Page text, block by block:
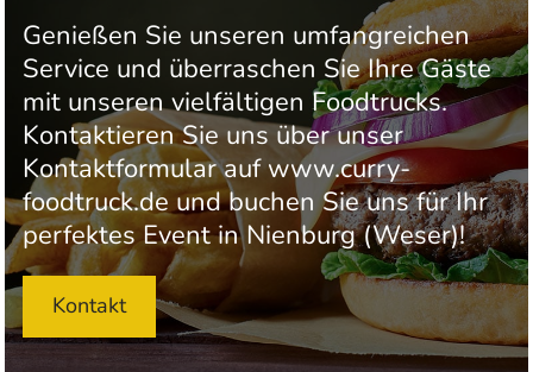
Genießen Sie unseren umfangreichen
Service und überraschen Sie Ihre Gäste
mit unseren vielfältigen Foodtrucks.
Kontaktieren Sie uns über unser
Kontaktformular auf www.curry-
foodtruck.de und buchen Sie uns für Ihr
perfektes Event in Nienburg (Weser)!
Kontakt